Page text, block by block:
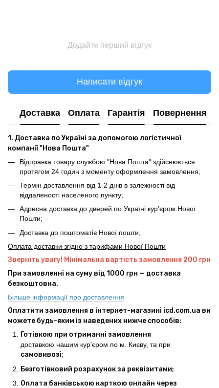
Додайте перший відгук
Написати відгук
Доставка Оплата Гарантія Повернення
1. Доставка по Україні за допомогою логістичної
компанії "Нова Пошта"
Відправка товару службою "Нова Пошта" здійснюється
протягом 24 годин з моменту оформлення замовлення;
Термін доставлення від 1-2 днів в залежності від
віддаленості населеного пункту;
Адресна доставка до дверей по Україні кур'єром Нової
Пошти;
Доставка до поштоматів Нової пошти;
Оплата доставки згідно з тарифами Нової Пошти
Зверніть увагу! Мінімальна вартість замовлення 200 грн
При замовленні на суму від 1000 грн — доставка
безкоштовна.
Більше інформації про доставлення
Оплатити замовлення в інтернет-магазині icd.com.ua ви
можете будь-яким із наведених нижче способів:
Готівкою при отриманні замовлення
доставкою нашим кур'єром по м. Києву, та при
самовивозі;
Безготівковий розрахунок за реквізитами;
Оплата банківською карткою онлайн через